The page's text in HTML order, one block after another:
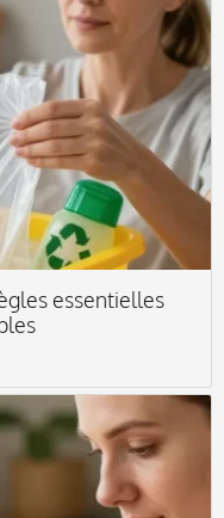
essentielles